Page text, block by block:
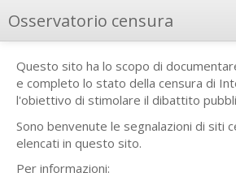
Osservatorio censura
Elenchi
Storico
Grafici
Questo sito ha lo scopo di
e completo lo stato della censura di
l'obiettivo di stimolare il dibattito
Sono benvenute le segnalazioni di siti
elencati in questo sito.
Per informazioni: